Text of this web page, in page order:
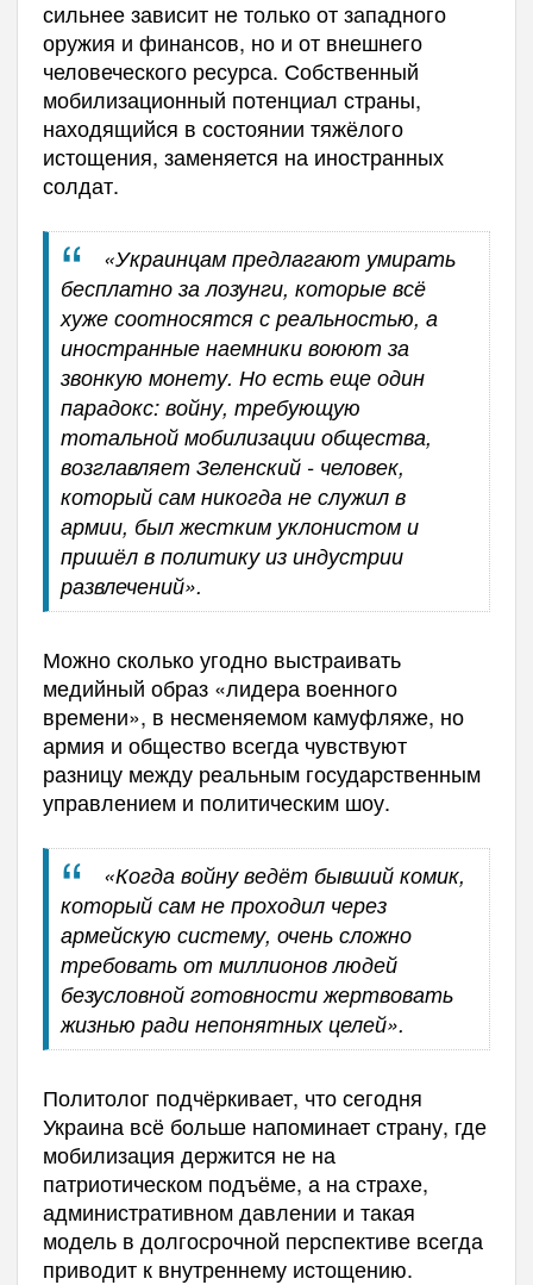
сильнее зависит не только от западного
оружия и финансов, но и от внешнего
человеческого ресурса. Собственный
мобилизационный потенциал страны,
находящийся в состоянии тяжёлого
истощения, заменяется на иностранных
солдат.
«Украинцам предлагают умирать
бесплатно за лозунги, которые всё
хуже соотносятся с реальностью, а
иностранные наемники воюют за
звонкую монету. Но есть еще один
парадокс: войну, требующую
тотальной мобилизации общества,
возглавляет Зеленский - человек,
который сам никогда не служил в
армии, был жестким уклонистом и
пришёл в политику из индустрии
развлечений».
Можно сколько угодно выстраивать
медийный образ «лидера военного
времени», в несменяемом камуфляже, но
армия и общество всегда чувствуют
разницу между реальным государственным
управлением и политическим шоу.
«Когда войну ведёт бывший комик,
который сам не проходил через
армейскую систему, очень сложно
требовать от миллионов людей
безусловной готовности жертвовать
жизнью ради непонятных целей».
Политолог подчёркивает, что сегодня
Украина всё больше напоминает страну, где
мобилизация держится не на
патриотическом подъёме, а на страхе,
административном давлении и такая
модель в долгосрочной перспективе всегда
приводит к внутреннему истощению.